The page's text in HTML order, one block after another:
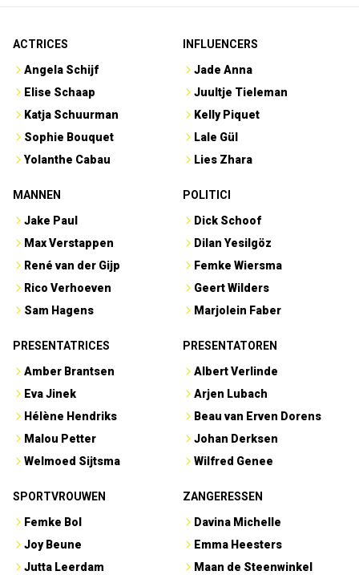
ACTRICES
Angela Schijf
Elise Schaap
Katja Schuurman
Sophie Bouquet
Yolanthe Cabau
INFLUENCERS
Jade Anna
Juultje Tieleman
Kelly Piquet
Lale Gül
Lies Zhara
MANNEN
Jake Paul
Max Verstappen
René van der Gijp
Rico Verhoeven
Sam Hagens
POLITICI
Dick Schoof
Dilan Yesilgöz
Femke Wiersma
Geert Wilders
Marjolein Faber
PRESENTATRICES
Amber Brantsen
Eva Jinek
Hélène Hendriks
Malou Petter
Welmoed Sijtsma
PRESENTATOREN
Albert Verlinde
Arjen Lubach
Beau van Erven Dorens
Johan Derksen
Wilfred Genee
SPORTVROUWEN
Femke Bol
Joy Beune
Jutta Leerdam
ZANGERESSEN
Davina Michelle
Emma Heesters
Maan de Steenwinkel